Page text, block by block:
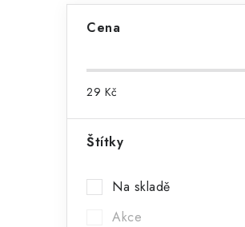
t
Cena
29 Kč
Štítky
Na skladě
Akce